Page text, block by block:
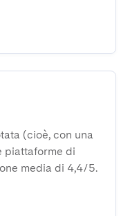
(cioè, con una
piattaforme di
media di 4,4/5.